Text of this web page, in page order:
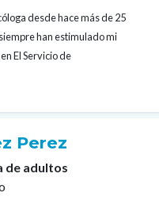
desde hace más de 25
han estimulado mi
El Servicio de
Perez
de adultos